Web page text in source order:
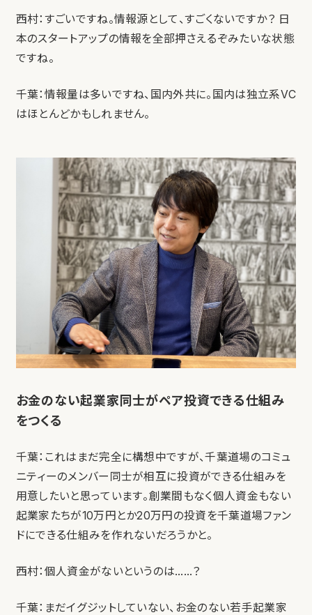
西村：すごいですね。情報源として、すごくないですか？ 日
本のスタートアップの情報を全部押さえるぞみたいな状態
ですね。
千葉：情報量は多いですね、国内外共に。国内は独立系VC
はほとんどかもしれません。
お金のない起業家同士がペア投資できる仕組み
をつくる
千葉：これはまだ完全に構想中ですが、千葉道場のコミュ
ニティーのメンバー同士が相互に投資ができる仕組みを
用意したいと思っています。創業間もなく個人資金もない
起業家たちが10万円とか20万円の投資を千葉道場ファン
ドにできる仕組みを作れないだろうかと。
西村：個人資金がないというのは……？
千葉：まだイグジットしていない、お金のない若手起業家